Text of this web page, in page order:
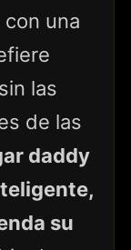
una
las
de las
daddy
su